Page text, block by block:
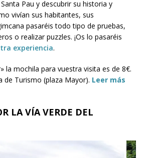
Pau y descubrir su historia y
vivían sus habitantes, sus
pasaréis todo tipo de pruebas,
o realizar puzzles. ¡Os lo pasaréis
experiencia.
la mochila para vuestra visita es de 8€.
de Turismo (plaza Mayor). Leer más
LA VÍA VERDE DEL